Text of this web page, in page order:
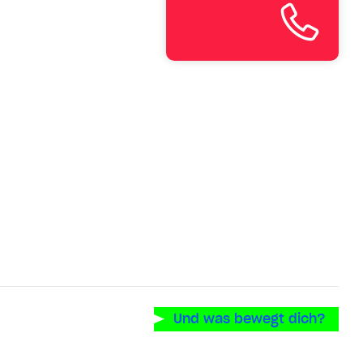
Und was bewegt dich?